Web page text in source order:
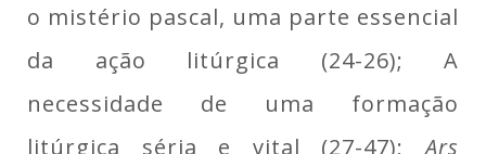
o mistério pascal, uma parte essencial
da ação litúrgica (24-26); A
necessidade de uma formação
litúrgica séria e vital (27-47);Ars